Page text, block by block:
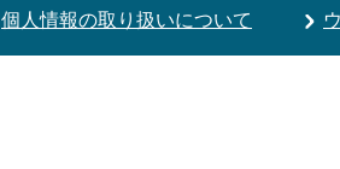
個人情報の取り扱いについて